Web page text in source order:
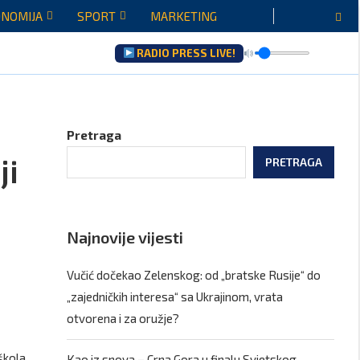
SPORT MARKETING
RADIO PRESS LIVE!
Pretraga
PRETRAGA
Najnovije vijesti
Vučić dočekao Zelenskog: od „bratske Rusije“ do
„zajedničkih interesa“ sa Ukrajinom, vrata
otvorena i za oružje?